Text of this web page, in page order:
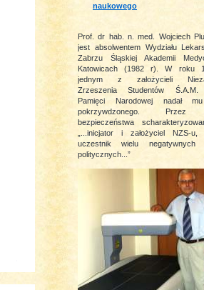
naukowego
Prof. dr hab. n. med. Wojciech
jest absolwentem Wydziału
Zabrzu Śląskiej Akademii
Katowicach (1982 r). W roku
jednym z założycieli
Zrzeszenia Studentów Ś.A.M.
Pamięci Narodowej nadał
pokrzywdzonego. Przez
bezpieczeństwa
„...inicjator i założyciel NZS-u,
uczestnik wielu negatywnych
politycznych...”